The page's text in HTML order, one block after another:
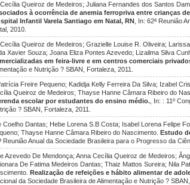
Queiroz de Medeiros; Juliana Fernandes dos Santos
à ocorrência de anemia ferropriva entre crianças
Infantil Varela Santiago em Natal, RN , In: 62ª Reunião
2010.
Queiroz de Medeiros; Grazielle Louise R. Oliveira;
Xavier Souza; Joana Eliza Pontes Azevedo; Lizailma Silva
em feira-livre e em centros comerciais
e Nutrição ? SBAN, Fortaleza, 2011.
Freire Pequeno; Kadidja Kelly Ferreira Da Silva; Izabel
Queiroz de Medeiros; Thayse Hanne Câmara Ribeiro do
escolar por estudantes do ensino médio. , In: : 11º
? SBAN, Fortaleza, 2011.
Coelho Dantas; Hebe Lorena S.B Costa; Isabel Lorena Felipe
Thayse Hanne Câmara Ribeiro do Nascimento.Estudo
Reunião Anual da Sociedade Brasileira para o Progresso da
Azevedo De Mendonça; Anna Cecília Queiroz de Medeiros;
De Fatima Medeiros Dantas; Thaiz Mattos Sureira; Nila
Realização de refeições e hábito alimentar de
da Sociedade Brasileira de Alimentação e Nutrição ? SBAN,